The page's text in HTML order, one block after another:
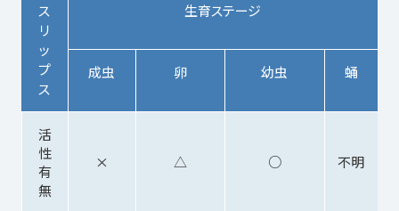
ス
リ
ッ
プ
ス
生育ステージ
成虫 卵 幼虫 蛹
活
性
有
無
× △ ○ 不明